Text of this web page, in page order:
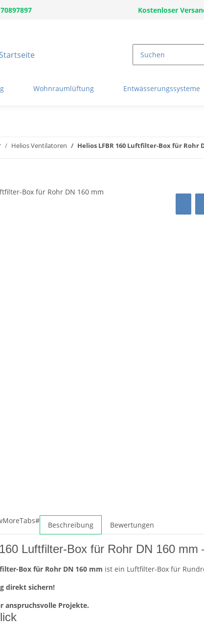
Kostenloser
Wohnraumlüftung Entwässerungssysteme
Helios Ventilatoren Helios LFBR 160 Luftfilter-Box für Rohr
Beschreibung Bewertungen
Luftfilter-Box für Rohr DN 160
Box für Rohr DN 160 mm ist ein Luftfilter-Box für
direkt sichern!
anspruchsvolle Projekte.